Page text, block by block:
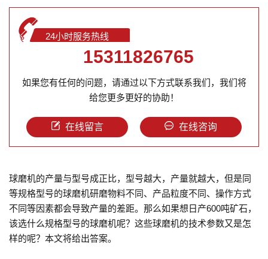
24小时服务热线
15311826765
如果您有任何的问题，请通过以下方式联系我们，我们将
给您更多更好的协助！
在线留言 在线咨询
球磨机的产量与型号成正比，型号越大，产量就越大，但是同
等规格型号的球磨机研磨物料不同、产品粒度不同、操作方式
不同等因素都会导致产量的差距。那么如果想日产600吨矿石，
该选什么规格型号的球磨机呢？这些球磨机的技术参数又是怎
样的呢？本文将给出答案。